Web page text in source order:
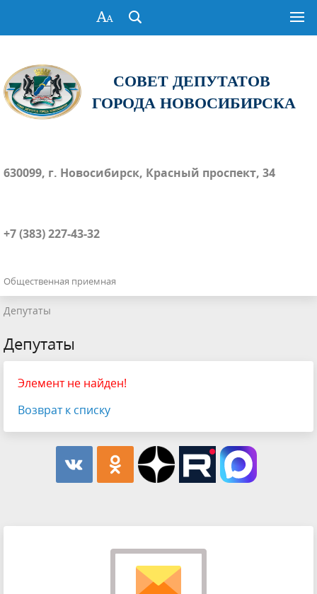
СОВЕТ ДЕПУТАТОВ
ГОРОДА НОВОСИБИРСКА
630099, г. Новосибирск, Красный проспект, 34
+7 (383) 227-43-32
Общественная приемная
Депутаты
Депутаты
Элемент не найден!
Возврат к списку